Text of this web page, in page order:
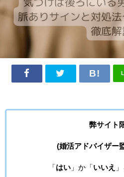
弊サイト
(婚活アドバイザー
「はい」か「いいえ